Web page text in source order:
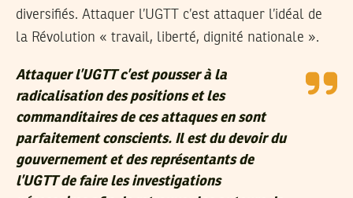
diversifiés. Attaquer l’UGTT c’est attaquer l’idéal de
la Révolution « travail, liberté, dignité nationale ».
Attaquer l’UGTT c’est pousser à la
radicalisation des positions et les
commanditaires de ces attaques en sont
parfaitement conscients. Il est du devoir du
gouvernement et des représentants de
l’UGTT de faire les investigations